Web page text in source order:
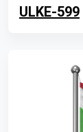
ULKE-599